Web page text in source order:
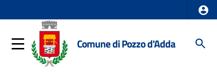
Comune di Pozzo d'Adda